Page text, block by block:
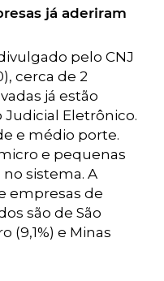
já aderiram
pelo CNJ
cerca de 2
já estão
Eletrônico.
e médio porte.
e pequenas
sistema. A
empresas de
são de São
(9,1%) e Minas